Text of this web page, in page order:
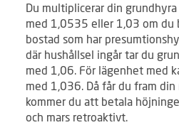
Du multiplicerar din
med 1,0535 eller 1,03 om du
bostad som har
där hushållsel ingår tar du
med 1,06. För lägenhet med
med 1,036. Då får du fram
kommer du att betala
och mars retroaktivt.